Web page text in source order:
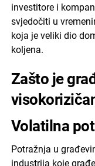
investitore i
svjedočiti u
koja je veliki dio
koljena.
Zašto je
Volatilna
Potražnja u
industrija koje